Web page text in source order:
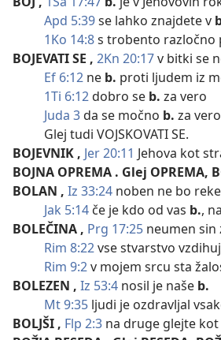
Apd 5:39se lahko znajdete v
1Ko 14:8s trobento razločno
BOJEVATI SE , 2Kn 20:17v bitki se
Ef 6:12 ne b. proti ljudem iz
1Ti 6:12dobro se b. za vero
Juda 3da se močno b. za vero
Glej tudi VOJSKOVATI SE.
BOJEVNIK , Jer 20:11 Jehova kot
BOJNA OPREMA . Glej OPREMA,
BOLAN , Iz 33:24 noben ne bo
Jak 5:14 če je kdo od vas b.,
BOLEČINA , Prg 17:25 neumen sin
Rim 8:22vse stvarstvo
Rim 9:2v mojem srcu sta
BOLEZEN , Iz 53:4 nosil je naše b.
Mt 9:35 ljudi je ozdravljal
BOLJŠI , Flp 2:3 na druge glejte kot